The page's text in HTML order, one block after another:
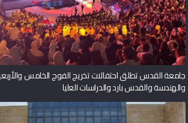
جامعة القدس تطلق احتفالات تخريج الفوج الخامس
والهندسة والقدس بارد والدراسات العليا